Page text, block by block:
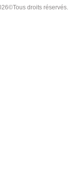
droits réservés.